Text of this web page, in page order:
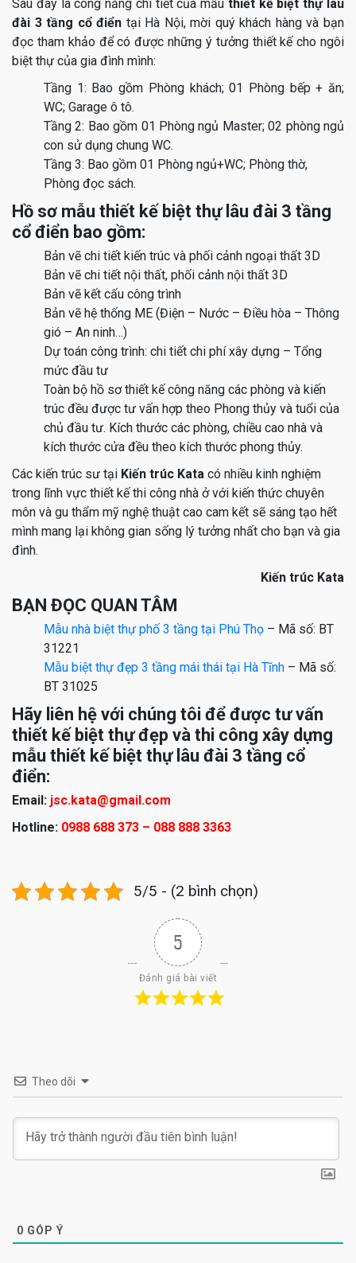
Sau đây là công năng chi tiết của mẫu thiết kế biệt thự lâu
đài 3 tầng cổ điển tại Hà Nội, mời quý khách hàng và bạn
đọc tham khảo để có được những ý tưởng thiết kế cho ngôi
biệt thự của gia đình mình:
Tầng 1: Bao gồm Phòng khách; 01 Phòng bếp + ăn;
WC; Garage ô tô.
Tầng 2: Bao gồm 01 Phòng ngủ Master; 02 phòng ngủ
con sử dụng chung WC.
Tầng 3: Bao gồm 01 Phòng ngủ+WC; Phòng thờ,
Phòng đọc sách.
Hồ sơ mẫu thiết kế biệt thự lâu đài 3 tầng
cổ điển bao gồm:
Bản vẽ chi tiết kiến trúc và phối cảnh ngoại thất 3D
Bản vẽ chi tiết nội thất, phối cảnh nội thất 3D
Bản vẽ kết cấu công trình
Bản vẽ hệ thống ME (Điện – Nước – Điều hòa – Thông
gió – An ninh…)
Dự toán công trình: chi tiết chi phí xây dựng – Tổng
mức đầu tư
Toàn bộ hồ sơ thiết kế công năng các phòng và kiến
trúc đều được tư vấn hợp theo Phong thủy và tuổi của
chủ đầu tư. Kích thước các phòng, chiều cao nhà và
kích thước cửa đều theo kích thước phong thủy.
Các kiến trúc sư tại Kiến trúc Kata có nhiều kinh nghiệm
trong lĩnh vực thiết kế thi công nhà ở với kiến thức chuyên
môn và gu thẩm mỹ nghệ thuật cao cam kết sẽ sáng tạo hết
mình mang lại không gian sống lý tưởng nhất cho bạn và gia
đình.
Kiến trúc Kata
BẠN ĐỌC QUAN TÂM
Mẫu nhà biệt thự phố 3 tầng tại Phú Thọ – Mã số: BT
31221
Mẫu biệt thự đẹp 3 tầng mái thái tại Hà Tĩnh – Mã số:
BT 31025
Hãy liên hệ với chúng tôi để được tư vấn
thiết kế biệt thự đẹp và thi công xây dựng
mẫu thiết kế biệt thự lâu đài 3 tầng cổ
điển:
Email: jsc.kata@gmail.com
Hotline: 0988 688 373 – 088 888 3363
5/5 - (2 bình chọn)
5
Đánh giá bài viết
Theo dõi
0 GÓP Ý